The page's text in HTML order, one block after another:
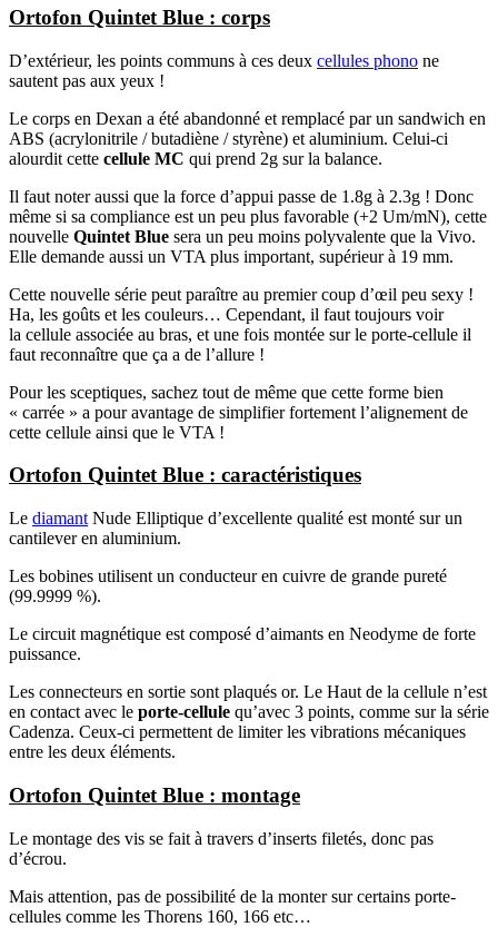
Ortofon Quintet Blue : corps
D’extérieur, les points communs à ces deux cellules phono ne
sautent pas aux yeux !
Le corps en Dexan a été abandonné et remplacé par un sandwich en
ABS (acrylonitrile / butadiène / styrène) et aluminium. Celui-ci
alourdit cette cellule MC qui prend 2g sur la balance.
Il faut noter aussi que la force d’appui passe de 1.8g à 2.3g ! Donc
même si sa compliance est un peu plus favorable (+2 Um/mN), cette
nouvelle Quintet Blue sera un peu moins polyvalente que la Vivo.
Elle demande aussi un VTA plus important, supérieur à 19 mm.
Cette nouvelle série peut paraître au premier coup d’œil peu sexy !
Ha, les goûts et les couleurs… Cependant, il faut toujours voir
la cellule associée au bras, et une fois montée sur le porte-cellule il
faut reconnaître que ça a de l’allure !
Pour les sceptiques, sachez tout de même que cette forme bien
« carrée » a pour avantage de simplifier fortement l’alignement de
cette cellule ainsi que le VTA !
Ortofon Quintet Blue : caractéristiques
Le diamant Nude Elliptique d’excellente qualité est monté sur un
cantilever en aluminium.
Les bobines utilisent un conducteur en cuivre de grande pureté
(99.9999 %).
Le circuit magnétique est composé d’aimants en Neodyme de forte
puissance.
Les connecteurs en sortie sont plaqués or. Le Haut de la cellule n’est
en contact avec le porte-cellule qu’avec 3 points, comme sur la série
Cadenza. Ceux-ci permettent de limiter les vibrations mécaniques
entre les deux éléments.
Ortofon Quintet Blue : montage
Le montage des vis se fait à travers d’inserts filetés, donc pas
d’écrou.
Mais attention, pas de possibilité de la monter sur certains porte-
cellules comme les Thorens 160, 166 etc…